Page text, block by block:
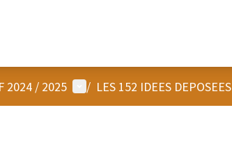
2024 / 2025 Menu utilisateur
/ LES 152 IDEES DEPOSEES